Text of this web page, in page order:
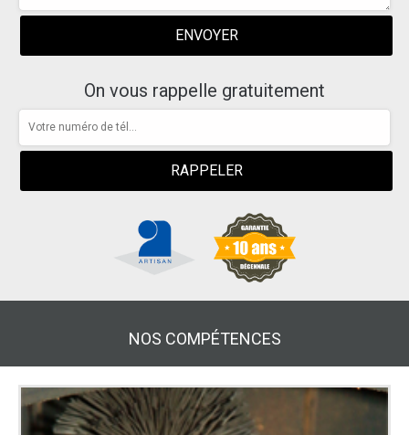
On vous rappelle gratuitement
NOS COMPÉTENCES